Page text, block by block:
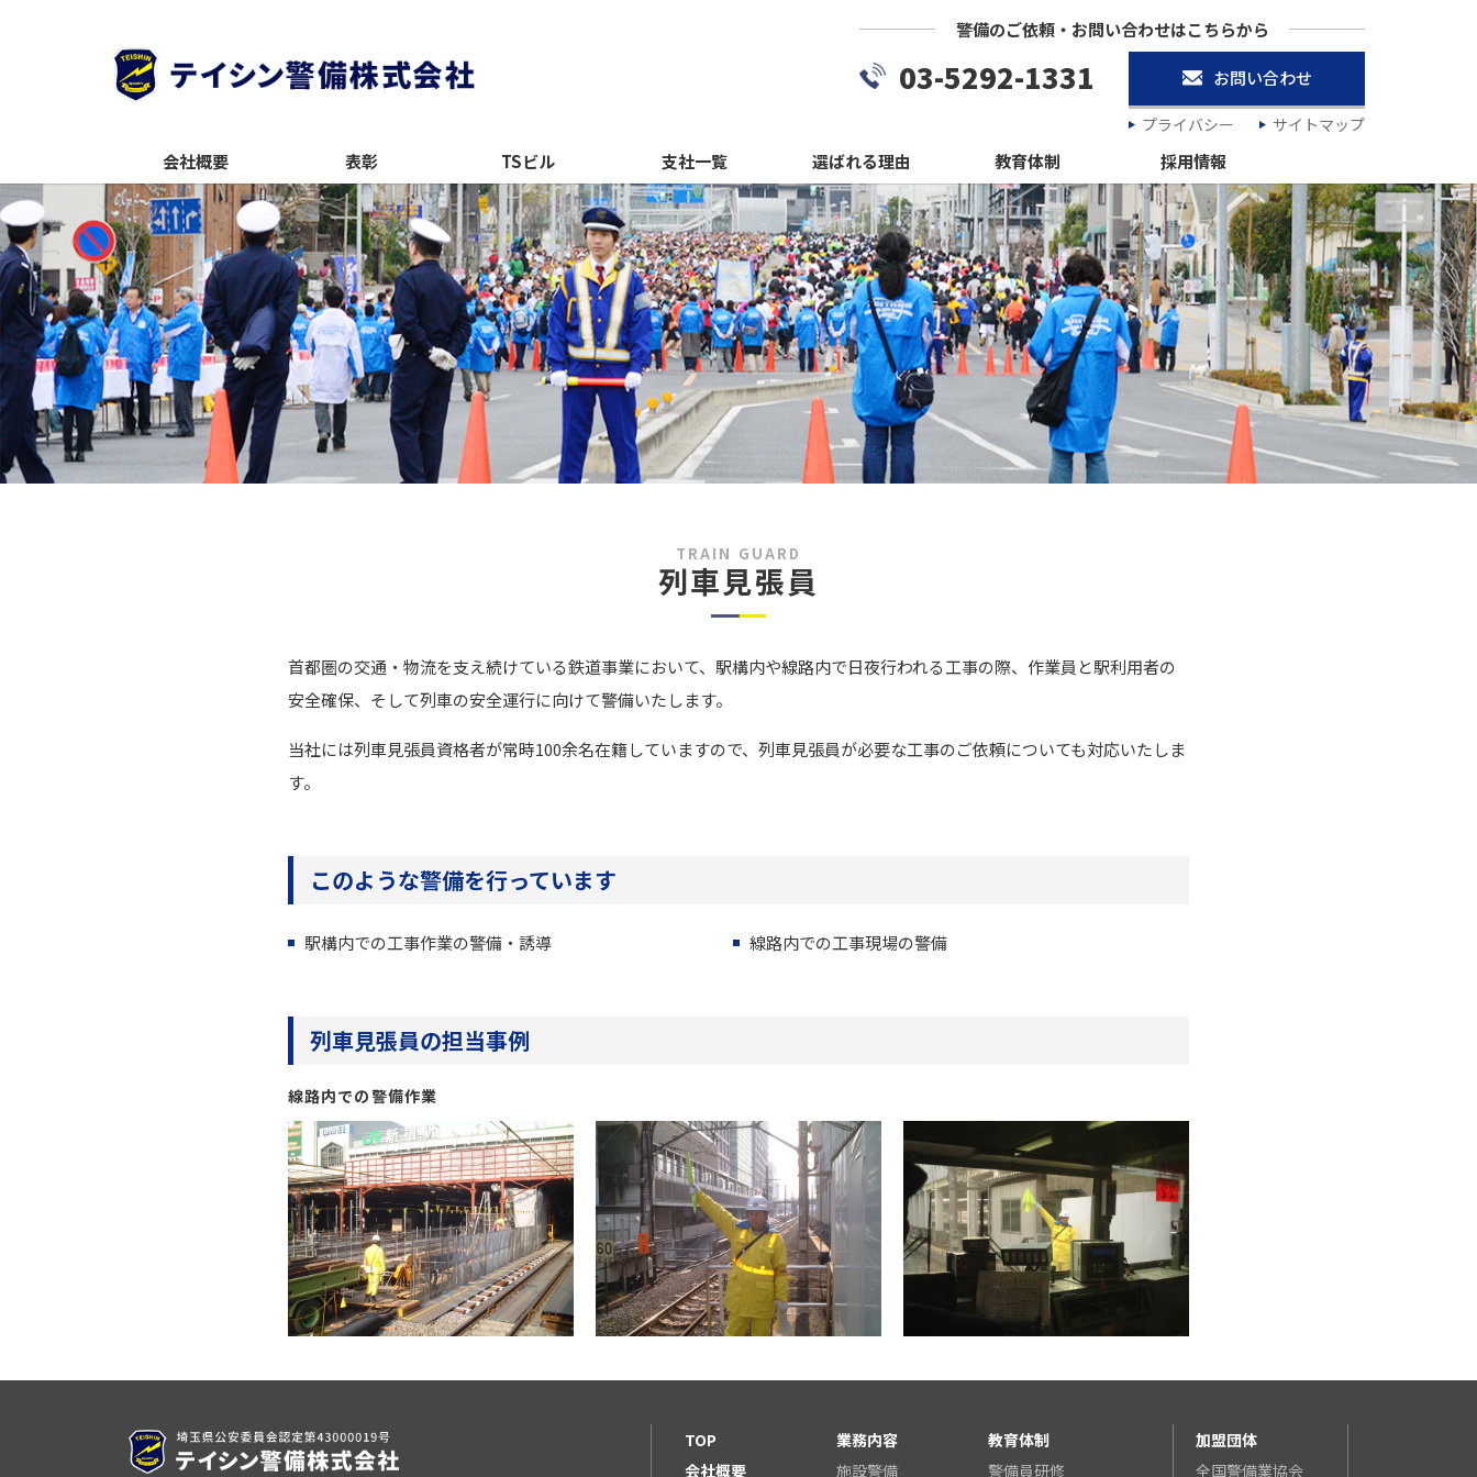
イシン警備株式会社
警備のご依頼・お問い合わせはこちらから
03-5292-1331 お問い合わせ
プライバシー サイトマップ
会社概要 表彰 TSビル 支社一覧 選ばれる理由 教育体制 採用情報
TRAIN GUARD
列車見張員
首都圏の交通・物流を支え続けている鉄道事業において、駅構内や線路内で日夜行われる工事の際、作業員と駅利用者の
安全確保、そして列車の安全運行に向けて警備いたします。
当社には列車見張員資格者が常時100余名在籍していますので、列車見張員が必要な工事のご依頼についても対応いたしま
す。
このような警備を行っています
駅構内での工事作業の警備・誘導 線路内での工事現場の警備
列車見張員の担当事例
線路内での警備作業
TOP
会社概要
業務内容
施設警備
教育体制
警備員研修
加盟団体
全国警備業協会